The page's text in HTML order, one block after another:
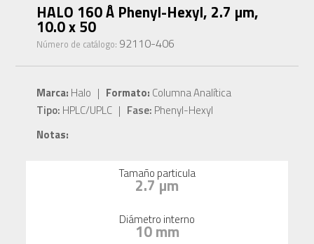
HALO 160 Å Phenyl-Hexyl, 2.7 µm,
10.0 x 50
Número de catálogo: 92110-406
Marca: Halo | Formato: Columna Analítica
Tipo: HPLC/UPLC | Fase: Phenyl-Hexyl
Notas:
Tamaño particula
2.7 µm
Diámetro interno
10 mm